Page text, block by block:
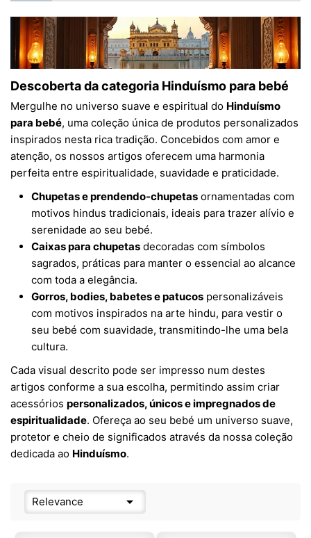
Descoberta da categoria Hinduísmo para bebé
Mergulhe no universo suave e espiritual do Hinduísmo
para bebé, uma coleção única de produtos personalizados
inspirados nesta rica tradição. Concebidos com amor e
atenção, os nossos artigos oferecem uma harmonia
perfeita entre espiritualidade, suavidade e praticidade.
Chupetas e prendendo-chupetas ornamentadas com
motivos hindus tradicionais, ideais para trazer alívio e
serenidade ao seu bebé.
Caixas para chupetas decoradas com símbolos
sagrados, práticas para manter o essencial ao alcance
com toda a elegância.
Gorros, bodies, babetes e patucos personalizáveis
com motivos inspirados na arte hindu, para vestir o
seu bebé com suavidade, transmitindo-lhe uma bela
cultura.
Cada visual descrito pode ser impresso num destes
artigos conforme a sua escolha, permitindo assim criar
acessórios personalizados, únicos e impregnados de
espiritualidade. Ofereça ao seu bebé um universo suave,
protetor e cheio de significados através da nossa coleção
dedicada ao Hinduísmo.
Relevance 